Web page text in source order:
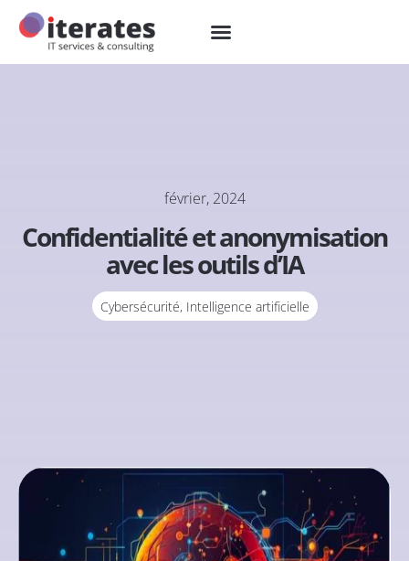
février, 2024
Confidentialité et anonymisation
avec les outils d’IA
Cybersécurité, Intelligence artificielle